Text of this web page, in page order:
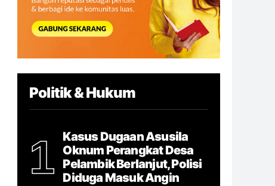
Politik & Hukum
1
Kasus Dugaan Asusila
Oknum Perangkat Desa
Pelambik Berlanjut, Polisi
Diduga Masuk Angin